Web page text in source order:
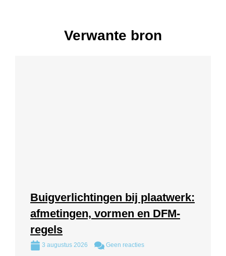
Verwante bron
Buigverlichtingen bij plaatwerk:
afmetingen, vormen en DFM-
regels
3 augustus 2026 Geen reacties